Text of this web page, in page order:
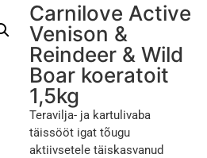
Carnilove Active
Venison &
Reindeer & Wild
Boar koeratoit
1,5kg
Teravilja- ja kartulivaba
täissööt igat tõugu
aktiivsetele täiskasvanud